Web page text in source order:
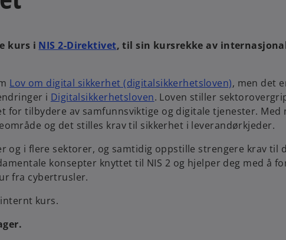
kurs i NIS 2-Direktivet, til sin kursrekke av
Lov om digital sikkerhet (digitalsikkerhetsloven), men det
i Digitalsikkerhetsloven. Loven stiller
tilbydere av samfunnsviktige og digitale tjenester. Med
og det stilles krav til sikkerhet i leverandørkjeder.
og i flere sektorer, og samtidig oppstille strengere krav til
konsepter knyttet til NIS 2 og hjelper deg med å
fra cybertrusler.
kurs.